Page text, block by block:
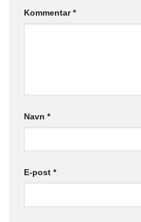
Kommentar*
Navn *
E-post *